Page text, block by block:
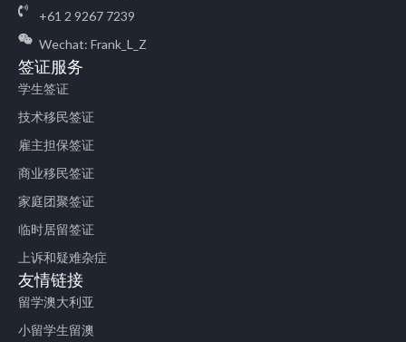
+61 2 9267 7239
Wechat: Frank_L_Z
签证服务
学生签证
技术移民签证
雇主担保签证
商业移民签证
家庭团聚签证
临时居留签证
上诉和疑难杂症
友情链接
留学澳大利亚
小留学生留澳